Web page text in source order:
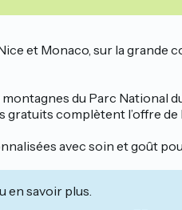
et Monaco, sur la
du Parc
gratuits complètent l’offre de
avec soin et goût
en savoir plus.